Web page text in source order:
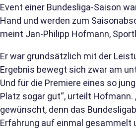
Event einer Bundesliga-Saison
Hand und werden zum
meint Jan-Philipp Hofmann,
Er war grundsätzlich mit der
Ergebnis bewegt sich zwar am
Und für die Premiere eines so
Platz sogar gut“, urteilt
gewünscht, denn das
Erfahrung auf einmal